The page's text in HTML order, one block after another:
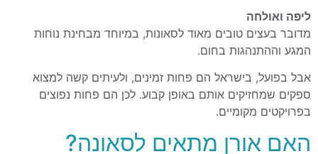
ליפה ואולחה
מדובר בעצים טובים מאוד לסאונות, במיוחד מבחינת נוחות
המגע וההתנהגות בחום.
אבל בפועל, בישראל הם פחות זמינים, ולעיתים קשה למצוא
ספקים שמחזיקים אותם באופן קבוע. לכן הם פחות נפוצים
בפרויקטים מקומיים.
האם אורן מתאים לסאונה?